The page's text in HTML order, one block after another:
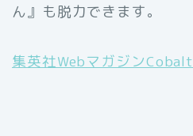
ん』も脱力できます。
集英社WebマガジンCobalt